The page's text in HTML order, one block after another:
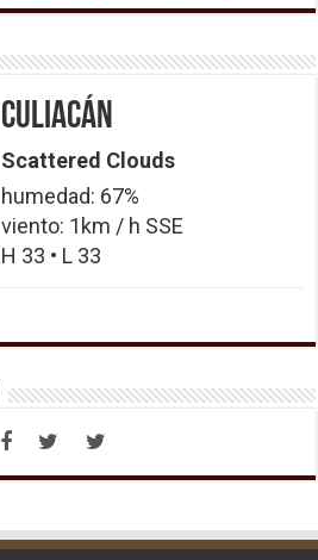
Culiacán
Scattered Clouds
humedad: 67%
viento: 1km / h SSE
H 33 • L 33